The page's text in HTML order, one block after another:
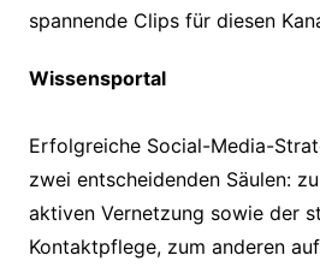
spannende Clips für diesen
Wissensportal
Erfolgreiche Social-Media-
zwei entscheidenden Säulen:
aktiven Vernetzung sowie der
Kontaktpflege, zum anderen